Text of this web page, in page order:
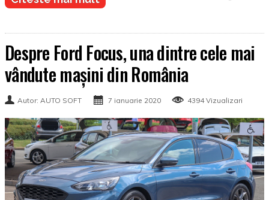
Despre Ford Focus, una dintre cele mai
vândute mașini din România
Autor: AUTO SOFT 7 ianuarie 2020 4394 Vizualizari